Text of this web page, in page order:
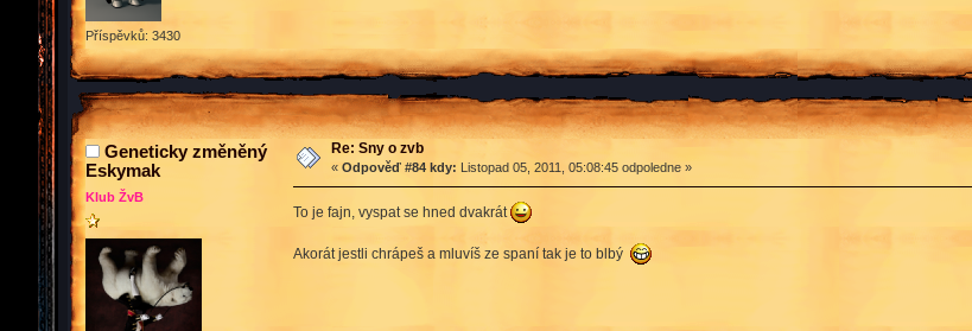
Příspěvků: 3430
Geneticky změněný
Eskymak
Klub ŽvB
Re: Sny o zvb
« Odpověď #84 kdy: Listopad 05, 2011, 05:08:45 odpoledne »
To je fajn, vyspat se hned dvakrát
Akorát jestli chrápeš a mluvíš ze spaní tak je to blbý